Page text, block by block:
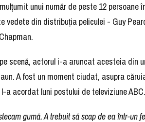
unui număr de peste 12
vedete din distribuţia peliculei - Guy
scenă, actorul i-a aruncat acesteia din
A fost un moment ciudat, asupra
a acordat luni postului de televiziune ABC.
gumă. A trebuit să scap de ea într-un